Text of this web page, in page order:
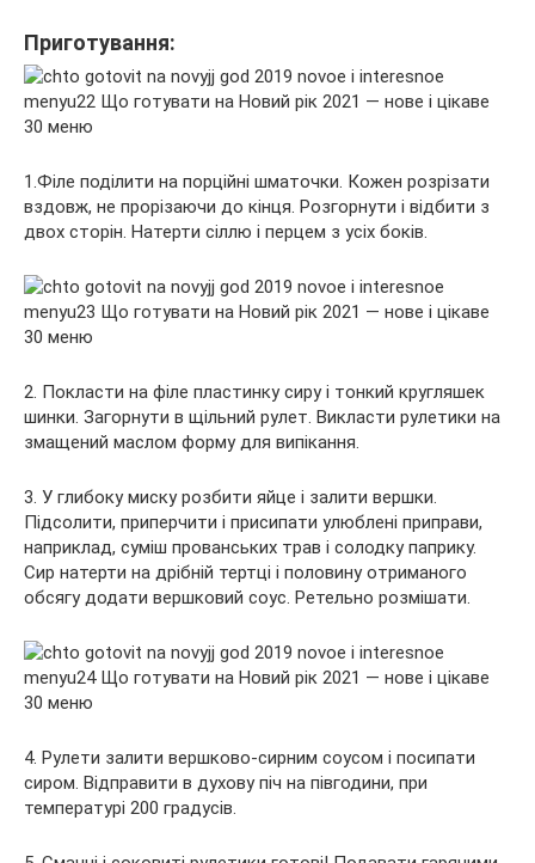
Приготування:
1.Філе поділити на порційні шматочки. Кожен розрізати
вздовж, не прорізаючи до кінця. Розгорнути і відбити з
двох сторін. Натерти сіллю і перцем з усіх боків.
2. Покласти на філе пластинку сиру і тонкий кругляшек
шинки. Загорнути в щільний рулет. Викласти рулетики на
змащений маслом форму для випікання.
3. У глибоку миску розбити яйце і залити вершки.
Підсолити, приперчити і присипати улюблені приправи,
наприклад, суміш прованських трав і солодку паприку.
Сир натерти на дрібній тертці і половину отриманого
обсягу додати вершковий соус. Ретельно розмішати.
4. Рулети залити вершково-сирним соусом і посипати
сиром. Відправити в духову піч на півгодини, при
температурі 200 градусів.